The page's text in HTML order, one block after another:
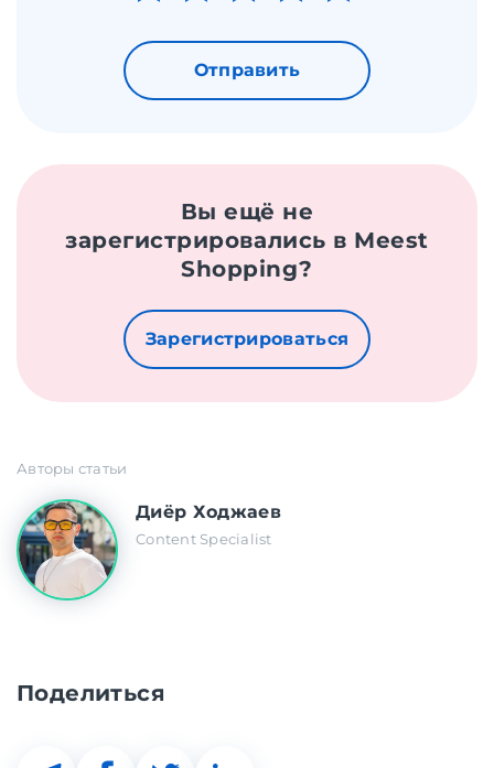
Отправить
Вы ещё не
зарегистрировались в Meest
Shopping?
Зарегистрироваться
Авторы статьи
Диёр Ходжаев
Content Specialist
Поделиться